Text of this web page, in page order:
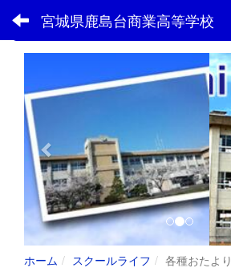
宮城県鹿島台商業高等学校
フォトアルバム
r
i
o
u
s
ホーム スクールライフ
各種おたより